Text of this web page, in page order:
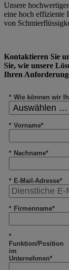
Unsere
eine hoch effiziente
von
Kontaktieren Sie
Sie, wie unsere
Ihren
* Wie können wir
* Vorname*
* Nachname*
* E-Mail-Adresse*
* Firmenname*
*
Funktion/Position
im
Unternehmen*